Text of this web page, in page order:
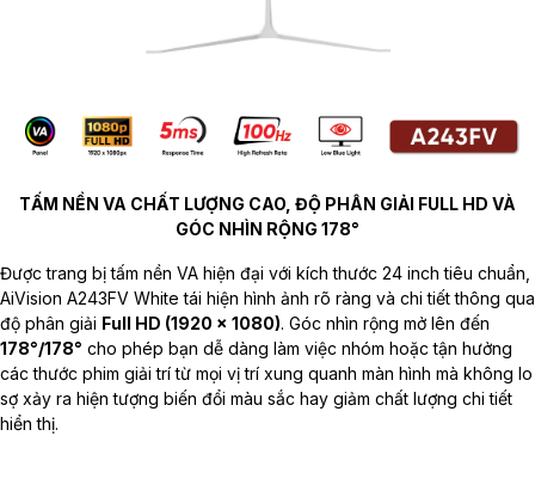
TẤM NỀN VA CHẤT LƯỢNG CAO, ĐỘ PHÂN GIẢI FULL HD VÀ
GÓC NHÌN RỘNG 178°
Được trang bị tấm nền VA hiện đại với kích thước 24 inch tiêu chuẩn,
AiVision A243FV White tái hiện hình ảnh rõ ràng và chi tiết thông qua
độ phân giải Full HD (1920 x 1080). Góc nhìn rộng mở lên đến
178°/178° cho phép bạn dễ dàng làm việc nhóm hoặc tận hưởng
các thước phim giải trí từ mọi vị trí xung quanh màn hình mà không lo
sợ xảy ra hiện tượng biến đổi màu sắc hay giảm chất lượng chi tiết
hiển thị.